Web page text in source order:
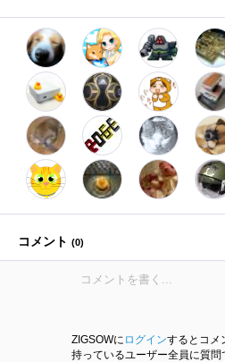
コメント (0)
ZIGSOWに ログインするとコメ
持っているユーザー全員に質問